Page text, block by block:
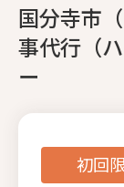
国分寺市
事代行（
ー
初回